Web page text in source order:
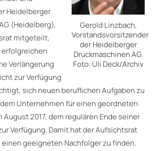
Gerold Linzbach,
Vorstandsvorsitzender
der Heidelberger
Druckmaschinen AG.
Foto: Uli Deck/Archiv
Heidelberger
(Heidelberg),
mitgeteilt,
erfolgreichen
Verlängerung
zur Verfügung
sich neuen beruflichen Aufgaben zu
Unternehmen für einen geordneten
August 2017, dem regulären Ende seiner
Verfügung. Damit hat der Aufsichtsrat
geeigneten Nachfolger zu finden.